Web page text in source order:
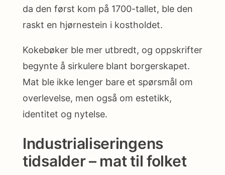
da den først kom på 1700-tallet, ble den
raskt en hjørnestein i kostholdet.
Kokebøker ble mer utbredt, og oppskrifter
begynte å sirkulere blant borgerskapet.
Mat ble ikke lenger bare et spørsmål om
overlevelse, men også om estetikk,
identitet og nytelse.
Industrialiseringens
tidsalder – mat til folket